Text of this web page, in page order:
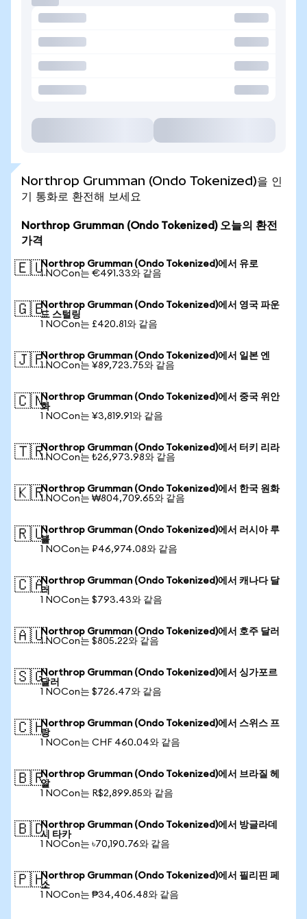
Northrop Grumman (Ondo Tokenized)을 인
기 통화로 환전해 보세요
Northrop Grumman (Ondo Tokenized) 오늘의 환전
가격
🇪🇺Northrop Grumman (Ondo Tokenized)에서 유로
1 NOCon는 €491.33와 같음
🇬🇧Northrop Grumman (Ondo Tokenized)에서 영국 파운
드 스털링
1 NOCon는 £420.81와 같음
🇯🇵Northrop Grumman (Ondo Tokenized)에서 일본 엔
1 NOCon는 ¥89,723.75와 같음
🇨🇳Northrop Grumman (Ondo Tokenized)에서 중국 위안
화
1 NOCon는 ¥3,819.91와 같음
🇹🇷Northrop Grumman (Ondo Tokenized)에서 터키 리라
1 NOCon는 ₺26,973.98와 같음
🇰🇷Northrop Grumman (Ondo Tokenized)에서 한국 원화
1 NOCon는 ₩804,709.65와 같음
🇷🇺Northrop Grumman (Ondo Tokenized)에서 러시아 루
블
1 NOCon는 ₽46,974.08와 같음
🇨🇦Northrop Grumman (Ondo Tokenized)에서 캐나다 달
러
1 NOCon는 $793.43와 같음
🇦🇺Northrop Grumman (Ondo Tokenized)에서 호주 달러
1 NOCon는 $805.22와 같음
🇸🇬Northrop Grumman (Ondo Tokenized)에서 싱가포르
달러
1 NOCon는 $726.47와 같음
🇨🇭Northrop Grumman (Ondo Tokenized)에서 스위스 프
랑
1 NOCon는 CHF 460.04와 같음
🇧🇷Northrop Grumman (Ondo Tokenized)에서 브라질 헤
알
1 NOCon는 R$2,899.85와 같음
🇧🇩Northrop Grumman (Ondo Tokenized)에서 방글라데
시 타카
1 NOCon는 ৳70,190.76와 같음
🇵🇭Northrop Grumman (Ondo Tokenized)에서 필리핀 페
소
1 NOCon는 ₱34,406.48와 같음